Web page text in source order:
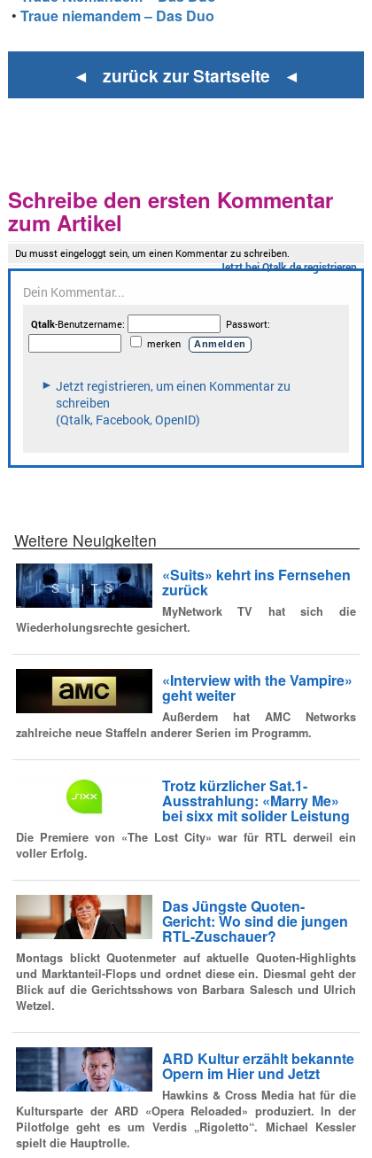
•Traue niemandem – Das Duo
◄ zurück zur Startseite ◄
Schreibe den ersten Kommentar
zum Artikel
Weitere Neuigkeiten
«Suits» kehrt ins Fernsehen
zurück
MyNetwork TV hat sich die
Wiederholungsrechte gesichert.
«Interview with the Vampire»
geht weiter
Außerdem hat AMC Networks
zahlreiche neue Staffeln anderer Serien im Programm.
Trotz kürzlicher Sat.1-
Ausstrahlung: «Marry Me»
bei sixx mit solider Leistung
Die Premiere von «The Lost City» war für RTL derweil ein
voller Erfolg.
Das Jüngste Quoten-
Gericht: Wo sind die jungen
RTL-Zuschauer?
Montags blickt Quotenmeter auf aktuelle Quoten-Highlights
und Marktanteil-Flops und ordnet diese ein. Diesmal geht der
Blick auf die Gerichtsshows von Barbara Salesch und Ulrich
Wetzel.
ARD Kultur erzählt bekannte
Opern im Hier und Jetzt
Hawkins & Cross Media hat für die
Kultursparte der ARD «Opera Reloaded» produziert. In der
Pilotfolge geht es um Verdis „Rigoletto“. Michael Kessler
spielt die Hauptrolle.